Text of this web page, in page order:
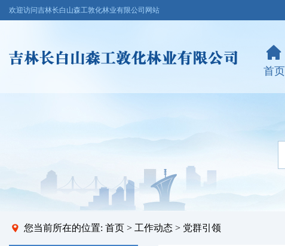
欢迎访问吉林长白山森工敦化林业有限公司网站
首页
您当前所在的位置: 首页 > 工作动态 > 党群引领